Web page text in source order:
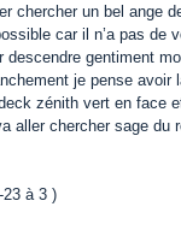
chercher un bel ange
car il n’a pas de
gentiment
je pense avoir
zénith vert en face
aller chercher sage du
à 3 )